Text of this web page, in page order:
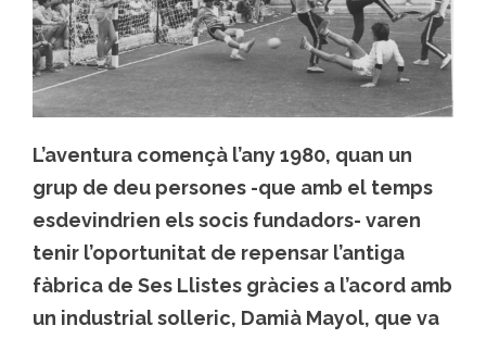
L’aventura començà l’any 1980, quan un
grup de deu persones -que amb el temps
esdevindrien els socis fundadors- varen
tenir l’oportunitat de repensar l’antiga
fàbrica de Ses Llistes gràcies a l’acord amb
un industrial solleric, Damià Mayol, que va